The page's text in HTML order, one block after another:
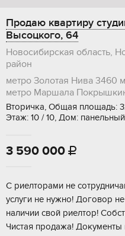
Продаю квартиру
Высоцкого, 64
Новосибирская область,
район
метро Золотая Нива 3460 м
метро Маршала
Вторичка, Общая площадь:
Этаж: 10 / 10, Дом:
3 590 000 
С риелторами не
услуги не нужно! Договор
наличии свой риелтор!
Чистая продажа!